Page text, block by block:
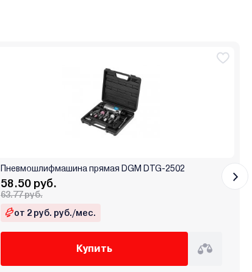
Пневмошлифмашина прямая DGM DTG-2502
58.50 руб.
63.77 руб.
от 2 руб. руб./мес.
Купить